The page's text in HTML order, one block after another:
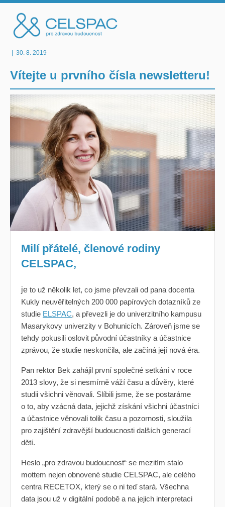
30. 8. 2019
Vítejte u prvního čísla newsletteru!
Milí přátelé, členové rodiny
CELSPAC,
je to už několik let, co jsme převzali od pana docenta
Kukly neuvěřitelných 200 000 papírových dotazníků ze
studie ELSPAC, a převezli je do univerzitního kampusu
Masarykovy univerzity v Bohunicích. Zároveň jsme se
tehdy pokusili oslovit původní účastníky a účastnice
zprávou, že studie neskončila, ale začíná její nová éra.
Pan rektor Bek zahájil první společné setkání v roce
2013 slovy, že si nesmírně váží času a důvěry, které
studii všichni věnovali. Slíbili jsme, že se postaráme
o to, aby vzácná data, jejichž získání všichni účastníci
a účastnice věnovali tolik času a pozornosti, sloužila
pro zajištění zdravější budoucnosti dalších generací
dětí.
Heslo „pro zdravou budoucnost“ se mezitím stalo
mottem nejen obnovené studie CELSPAC, ale celého
centra RECETOX, který se o ni teď stará. Všechna
data jsou už v digitální podobě a na jejich interpretaci